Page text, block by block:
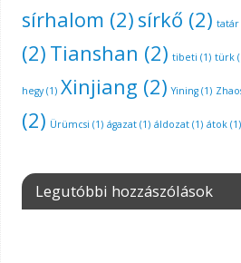
sírhalom (2) sírkő (2) tatár
(2) Tianshan (2) tibeti (1) türk
hegy(1) Xinjiang (2) Yining(1)
(2) Ürümcsi (1) ágazat(1) áldozat(1) átok(1)
Legutóbbi hozzászólások